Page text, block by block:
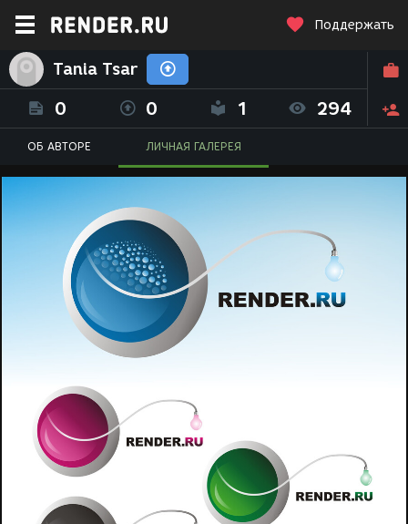
Поддержать
Tania Tsar
0 0 1 294
ОБ АВТОРЕ ЛИЧНАЯ ГАЛЕРЕЯ